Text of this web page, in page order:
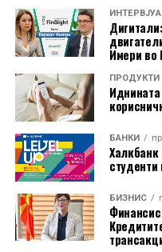
трговската политика на
американски компании
судски одлуки против
мерки, но
воведување нови
Подносителите на
американскиот закон
во одредени случаи,
конкретни земји или
сегашниот широк
целокупниот
надминува законските
ИНТЕРВЈУА
Имери во
ПРОДУКТИ
БАНКИ
Халкбанк
БИЗНИС